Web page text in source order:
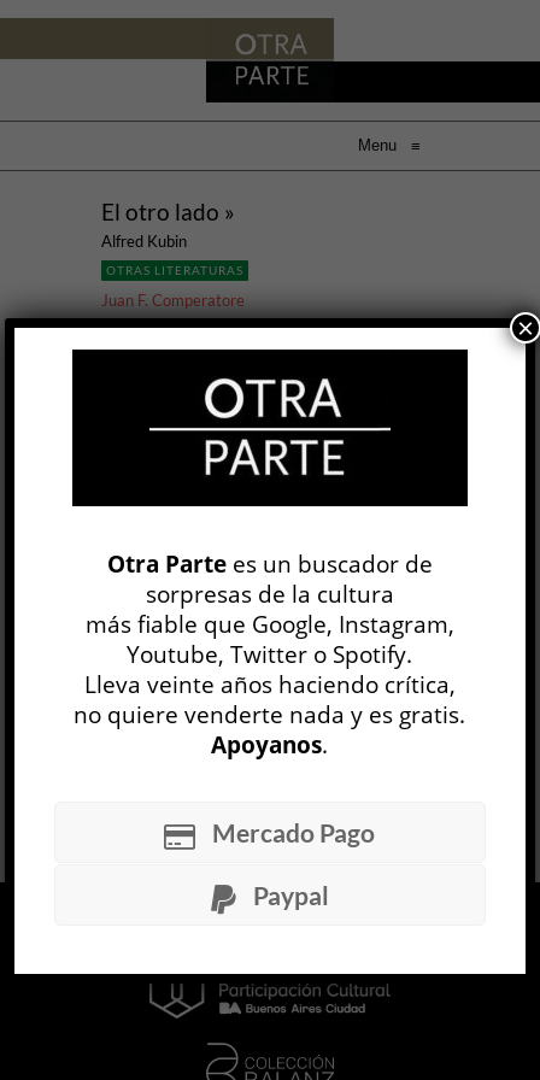
Menu ≡
El otro lado »
Alfred Kubin
OTRAS LITERATURAS
Juan F. Comperatore
18 ENE, 2018
parálisis creativa que sobrevino a la muerte de
su padre, El otro lado (1909), única novela del
dibujante austríaco Alfred Kubin, comparte
ciertos tópicos de la literatura de principios del
siglo pasado, pero sus diferencias la acercan a
imaginación desbordada como Los cantos de
Maldoror o Las tiendas de color ca...
LEER MÁS
Otra Partees un buscador de
sorpresas de la cultura
más fiable que Google, Instagram,
Youtube, Twitter o Spotify.
Lleva veinte años haciendo crítica,
no quiere venderte nada y es gratis.
Apoyanos.
Mercado Pago
Paypal
×